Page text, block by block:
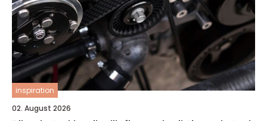
inspiration
02. August 2026